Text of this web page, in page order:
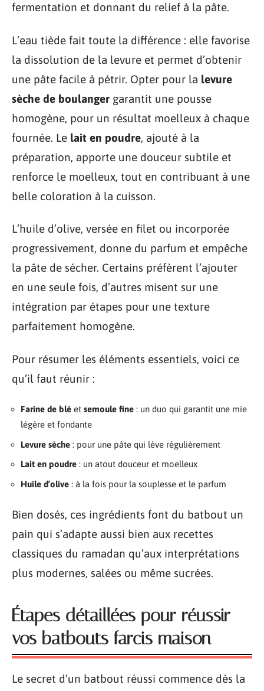
fermentation et donnant du relief à la pâte.
L’eau tiède fait toute la différence : elle favorise
la dissolution de la levure et permet d’obtenir
une pâte facile à pétrir. Opter pour la levure
sèche de boulanger garantit une pousse
homogène, pour un résultat moelleux à chaque
fournée. Le lait en poudre, ajouté à la
préparation, apporte une douceur subtile et
renforce le moelleux, tout en contribuant à une
belle coloration à la cuisson.
L’huile d’olive, versée en filet ou incorporée
progressivement, donne du parfum et empêche
la pâte de sécher. Certains préfèrent l’ajouter
en une seule fois, d’autres misent sur une
intégration par étapes pour une texture
parfaitement homogène.
Pour résumer les éléments essentiels, voici ce
qu’il faut réunir :
Farine de blé et semoule fine : un duo qui garantit une mie
légère et fondante
Levure sèche : pour une pâte qui lève régulièrement
Lait en poudre : un atout douceur et moelleux
Huile d’olive : à la fois pour la souplesse et le parfum
Bien dosés, ces ingrédients font du batbout un
pain qui s’adapte aussi bien aux recettes
classiques du ramadan qu’aux interprétations
plus modernes, salées ou même sucrées.
Étapes détaillées pour réussir
vos batbouts farcis maison
Le secret d’un batbout réussi commence dès la